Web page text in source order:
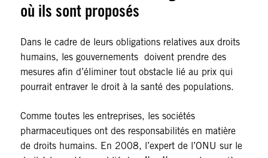
où ils sont proposés
Dans le cadre de leurs obligations relatives aux droits
humains, les gouvernements doivent prendre des
mesures afin d’éliminer tout obstacle lié au prix qui
pourrait entraver le droit à la santé des populations.
Comme toutes les entreprises, les sociétés
pharmaceutiques ont des responsabilités en matière
de droits humains. En 2008, l’expert de l’ONU sur le